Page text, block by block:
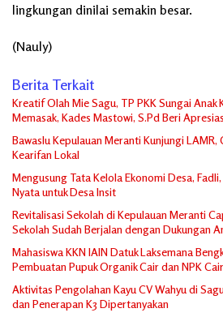
lingkungan dinilai semakin besar.
(Nauly)
Berita Terkait
Kreatif Olah Mie Sagu, TP PKK Sungai Anak
Memasak, Kades Mastowi, S.Pd Beri
Bawaslu Kepulauan Meranti Kunjungi LAMR,
Kearifan Lokal
Mengusung Tata Kelola Ekonomi Desa,
Nyata untuk Desa Insit
Revitalisasi Sekolah di Kepulauan Meranti
Sekolah Sudah Berjalan dengan Dukungan
Mahasiswa KKN IAIN Datuk Laksemana
Pembuatan Pupuk Organik Cair dan NPK
Aktivitas Pengolahan Kayu CV Wahyu di
dan Penerapan K3 Dipertanyakan